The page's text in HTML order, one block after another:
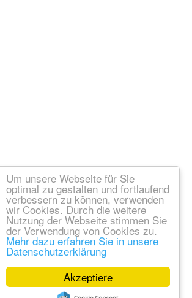
Akzeptiere
Um unsere Webseite für Sie
optimal zu gestalten und fortlaufend
verbessern zu können, verwenden
wir Cookies. Durch die weitere
Nutzung der Webseite stimmen Sie
der Verwendung von Cookies zu.
Mehr dazu erfahren Sie in unsere
Datenschutzerklärung